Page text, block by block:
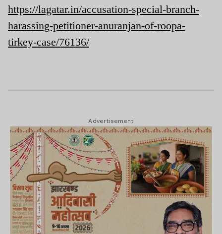
https://lagatar.in/accusation-special-branch-
harassing-petitioner-anuranjan-of-roopa-
tirkey-case/76136/
Advertisement